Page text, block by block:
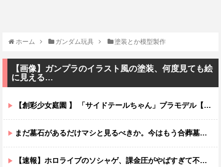
ホーム ガンダム玩具 塗装とか模型製作
【画像】ガンプラのイラスト風の塗装、何度見ても絵
に見える…
【創彩少女庭園 】 「サイドテールちゃん」プラモデル【本日11時予約開始】
まだ墓石があるだけマシと見るべきか。今はもう合葬墓ばかり
【速報】ホロライブのソシャゲ、課金圧がやばすぎて不評になるwwwwwwwwww